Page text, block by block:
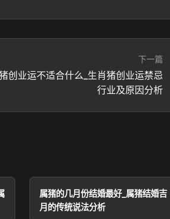
下一篇
创业运不适合什么_生肖猪创业运禁忌
行业及原因分析
属猪的几月份结婚最好_属猪结婚吉
月的传统说法分析